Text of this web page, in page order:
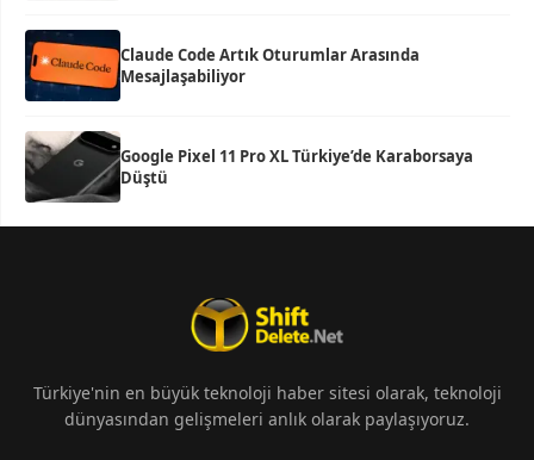
Claude Code Artık Oturumlar Arasında
Mesajlaşabiliyor
Google Pixel 11 Pro XL Türkiye’de Karaborsaya
Düştü
Türkiye'nin en büyük teknoloji haber sitesi olarak, teknoloji
dünyasından gelişmeleri anlık olarak paylaşıyoruz.